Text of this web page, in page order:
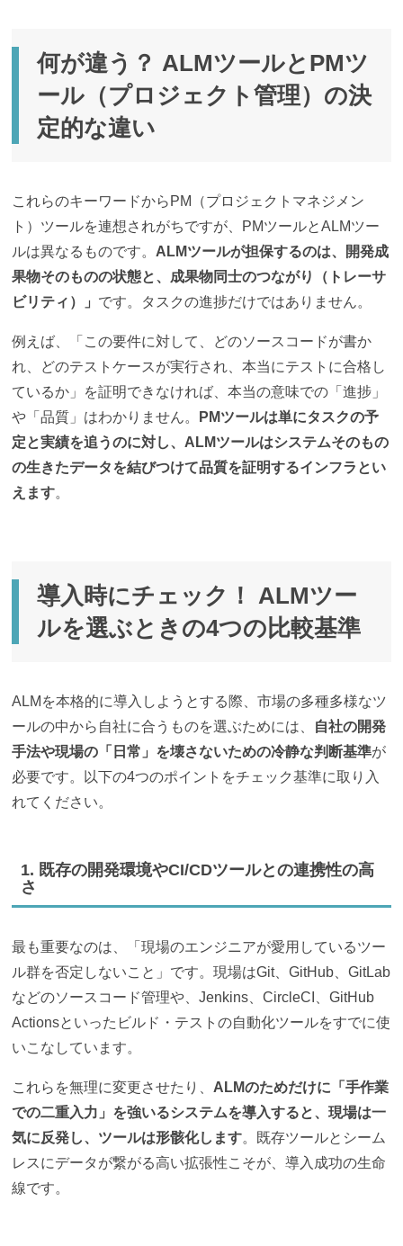
何が違う？ ALMツールとPMツ
ール（プロジェクト管理）の決
定的な違い
これらのキーワードからPM（プロジェクトマネジメン
ト）ツールを連想されがちですが、PMツールとALMツー
ルは異なるものです。 ALMツールが担保するのは、開発成
果物そのものの状態と、成果物同士のつながり（トレーサ
ビリティ）」 です。タスクの進捗だけではありません。
例えば、「この要件に対して、どのソースコードが書か
れ、どのテストケースが実行され、本当にテストに合格し
ているか」を証明できなければ、本当の意味での「進捗」
や「品質」はわかりません。
PMツールは単にタスクの予
定と実績を追うのに対し、ALMツールはシステムそのもの
の生きたデータを結びつけて品質を証明するインフラとい
えます。
導入時にチェック！ ALMツー
ルを選ぶときの4つの比較基準
ALMを本格的に導入しようとする際、市場の多種多様なツ
ールの中から自社に合うものを選ぶためには、 自社の開発
手法や現場の「日常」を壊さないための冷静な判断基準が
必要です。以下の4つのポイントをチェック基準に取り入
れてください。
1. 既存の開発環境やCI/CDツールとの連携性の高
さ
最も重要なのは、「現場のエンジニアが愛用しているツー
ル群を否定しないこと」です。現場はGit、GitHub、GitLab
などのソースコード管理や、Jenkins、CircleCI、GitHub
Actionsといったビルド・テストの自動化ツールをすでに使
いこなしています。
これらを無理に変更させたり、 ALMのためだけに「手作業
での二重入力」を強いるシステムを導入すると、現場は一
気に反発し、ツールは形骸化します。既存ツールとシーム
レスにデータが繋がる高い拡張性こそが、導入成功の生命
線です。